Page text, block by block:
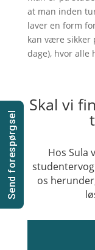
at man inden
laver en form
kan være sikker
dage), hvor alle
Skal vi
Hos Sula
os
Send forespørgsel